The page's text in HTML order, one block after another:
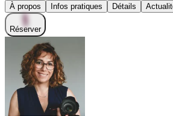
À propos Infos pratiques Détails
Réserver